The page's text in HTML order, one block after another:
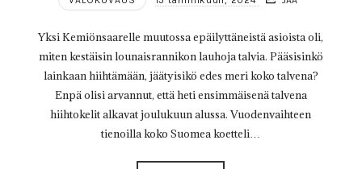
Yksi Kemiönsaarelle muutossa epäilyttäneistä asioista oli,
miten kestäisin lounaisrannikon lauhoja talvia. Pääsisinkö
lainkaan hiihtämään, jäätyisikö edes meri koko talvena?
Enpä olisi arvannut, että heti ensimmäisenä talvena
hiihtokelit alkavat joulukuun alussa. Vuodenvaihteen
tienoilla koko Suomea koetteli…